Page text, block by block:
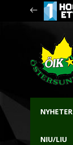
NYHETER
NIU/LIU